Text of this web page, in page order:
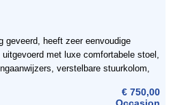
geveerd, heeft zeer eenvoudige
met luxe comfortabele stoel,
verstelbare stuurkolom,
zijn korte draaicirkel ...
€ 750,00